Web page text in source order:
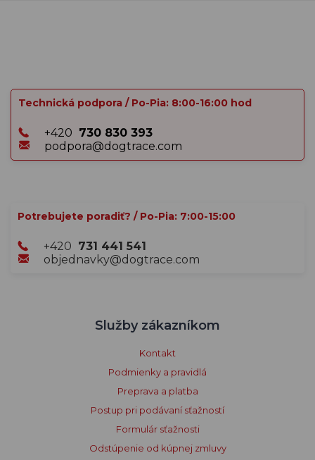
Technická podpora / Po-Pia: 8:00-16:00 hod
+420 730 830 393
podpora@dogtrace.com
Potrebujete poradiť? / Po-Pia: 7:00-15:00
+420 731 441 541
objednavky@dogtrace.com
Služby zákazníkom
Kontakt
Podmienky a pravidlá
Preprava a platba
Postup pri podávaní sťažností
Formulár sťažnosti
Odstúpenie od kúpnej zmluvy